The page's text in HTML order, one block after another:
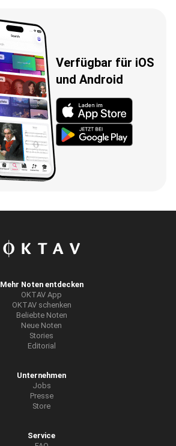
Verfügbar für iOS
und Android
Mehr Noten entdecken
OKTAV App
OKTAV schenken
Beliebte Noten
Neue Noten
Stories
Editorial
Unternehmen
Jobs
Presse
Store
Service